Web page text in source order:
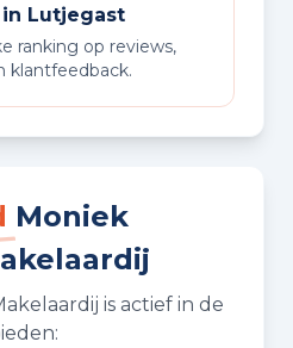
Lutjegast
ranking op reviews,
klantfeedback.
Moniek
is actief in de